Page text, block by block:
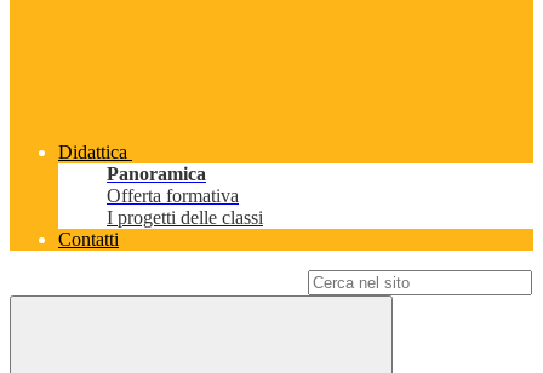
Didattica
Panoramica
Offerta formativa
I progetti delle classi
Contatti